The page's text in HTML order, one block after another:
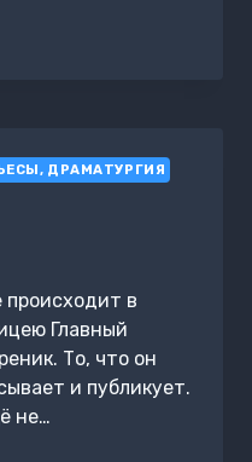
ДРАМАТУРГИЯ
в
Главный
То, что он
и публикует.
не…